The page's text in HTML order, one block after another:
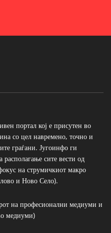
портал кој е присутен во
со цел навремено, точно и
граѓани. Југоинфо ги
сите вести од
на струмичкиот макро
и Ново Село).
на професионални медиуми и
медиуми)